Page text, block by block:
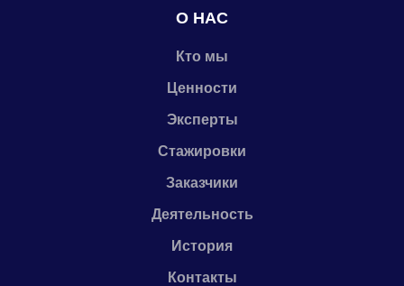
О НАС
Кто мы
Ценности
Эксперты
Стажировки
Заказчики
Деятельность
История
Контакты